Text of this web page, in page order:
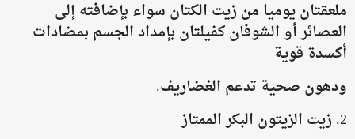
ملعقتان يوميا من زيت الكتان سواء بإضافته إلى
العصائر أو الشوفان كفيلتان بإمداد الجسم بمضادات
أكسدة قوية
ودهون صحية تدعم الغضاريف.
2. زيت الزيتون البكر الممتاز